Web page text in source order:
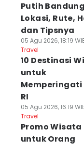
Putih
Lokasi, Rute,
dan Tipsnya
05 Agu 2026, 18:19
Travel
10 Destinasi
untuk
Memperingati
RI
05 Agu 2026, 16:19
Travel
Promo Wisata
untuk Orang